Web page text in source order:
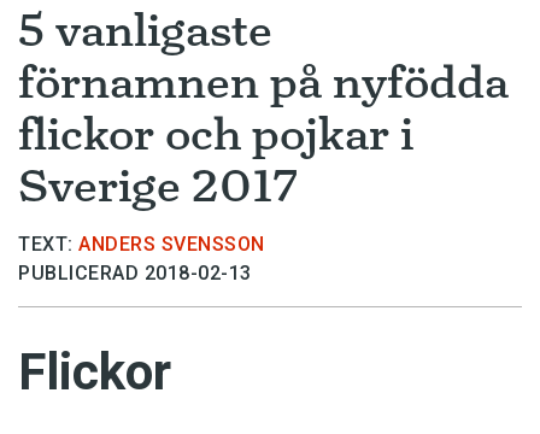
5 vanligaste
förnamnen på nyfödda
flickor och pojkar i
Sverige 2017
TEXT: ANDERS SVENSSON
PUBLICERAD 2018-02-13
Flickor